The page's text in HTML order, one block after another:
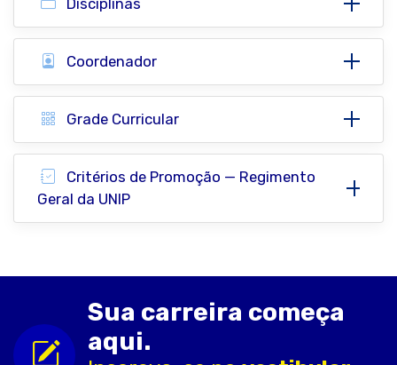
Coordenador
Grade Curricular
Critérios de Promoção — Regimento
Geral da UNIP
Sua carreira começa
aqui.